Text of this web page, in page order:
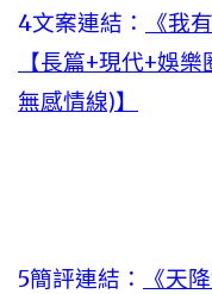
4文案連結：
《我
【長篇+現代+娛
無感情線)】
5簡評連結：
《天